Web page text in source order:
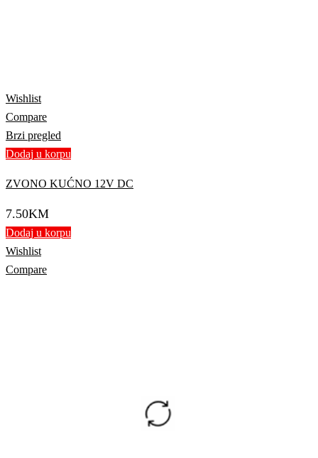
Wishlist
Compare
Brzi pregled
Dodaj u korpu
ZVONO KUĆNO 12V DC
7.50KM
Dodaj u korpu
Wishlist
Compare